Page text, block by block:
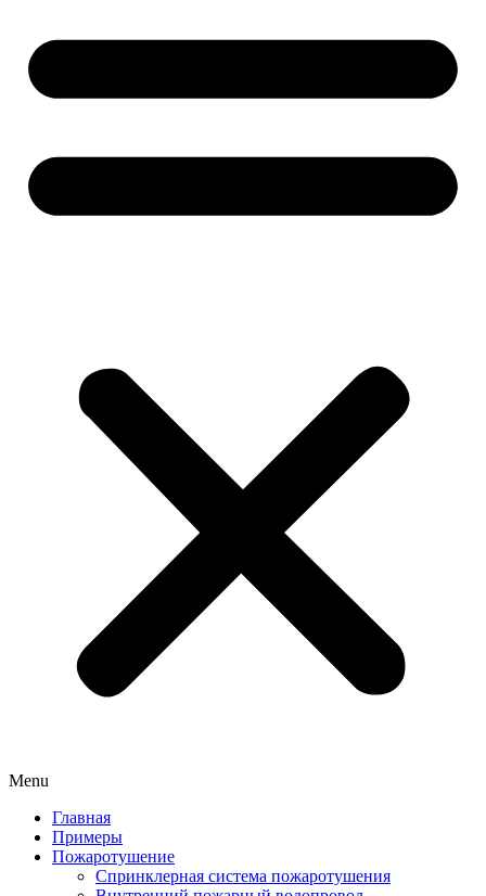
Menu
Главная
Примеры
Пожаротушение
Спринклерная система пожаротушения